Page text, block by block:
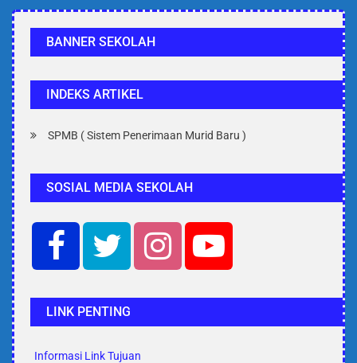
BANNER SEKOLAH
INDEKS ARTIKEL
SPMB ( Sistem Penerimaan Murid Baru )
SOSIAL MEDIA SEKOLAH
LINK PENTING
Informasi Link Tujuan